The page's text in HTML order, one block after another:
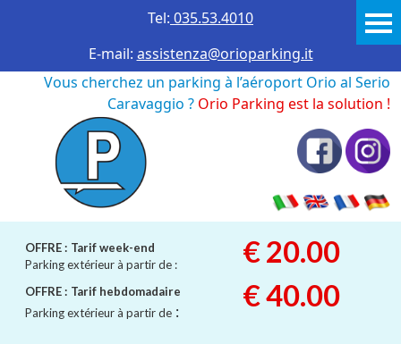
Tel: 035.53.4010
E-mail: assistenza@orioparking.it
Vous cherchez un parking à l’aéroport Orio al Serio
Caravaggio ? Orio Parking est la solution !
OFFRE : Tarif week-end
Parking extérieur à partir de :
€ 20.00
OFFRE : Tarif hebdomadaire
Parking extérieur à partir de : € 40.00